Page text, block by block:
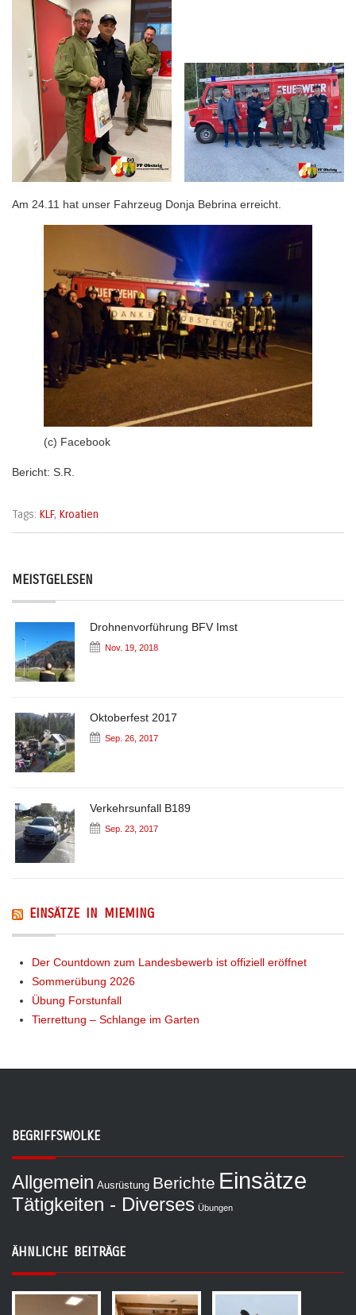
Am 24.11 hat unser Fahrzeug Donja Bebrina erreicht.
(c) Facebook
Bericht: S.R.
Tags: KLF, Kroatien
MEISTGELESEN
Drohnenvorführung BFV Imst
Nov. 19, 2018
Oktoberfest 2017
Sep. 26, 2017
Verkehrsunfall B189
Sep. 23, 2017
EINSÄTZE IN MIEMING
Der Countdown zum Landesbewerb ist offiziell eröffnet
Sommerübung 2026
Übung Forstunfall
Tierrettung – Schlange im Garten
BEGRIFFSWOLKE
Allgemein Ausrüstung Berichte Einsätze
Tätigkeiten - Diverses Übungen
ÄHNLICHE BEITRÄGE